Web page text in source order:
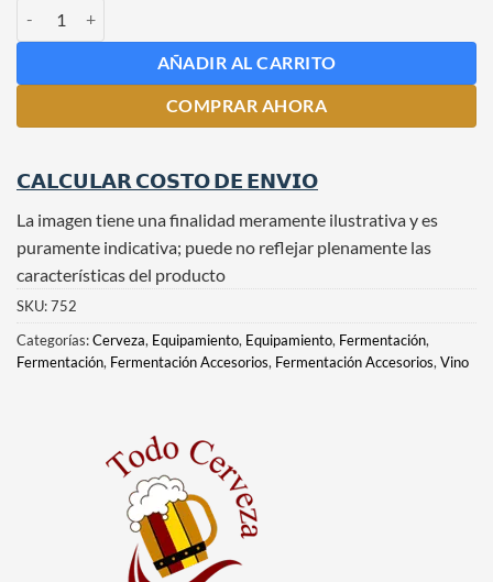
AÑADIR AL CARRITO
COMPRAR AHORA
𝗖𝗔𝗟𝗖𝗨𝗟𝗔𝗥 𝗖𝗢𝗦𝗧𝗢 𝗗𝗘 𝗘𝗡𝗩𝗜𝗢
La imagen tiene una finalidad meramente ilustrativa y es
puramente indicativa; puede no reflejar plenamente las
características del producto
SKU:752
Categorías:Cerveza, Equipamiento, Equipamiento, Fermentación,
Fermentación, Fermentación Accesorios, Fermentación Accesorios, Vino